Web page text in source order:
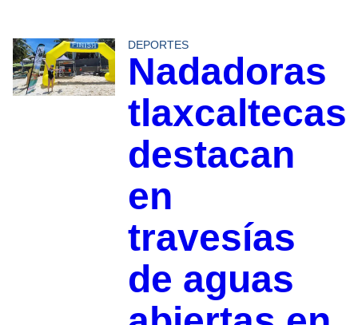
DEPORTES
Nadadoras
tlaxcaltecas
destacan
en
travesías
de aguas